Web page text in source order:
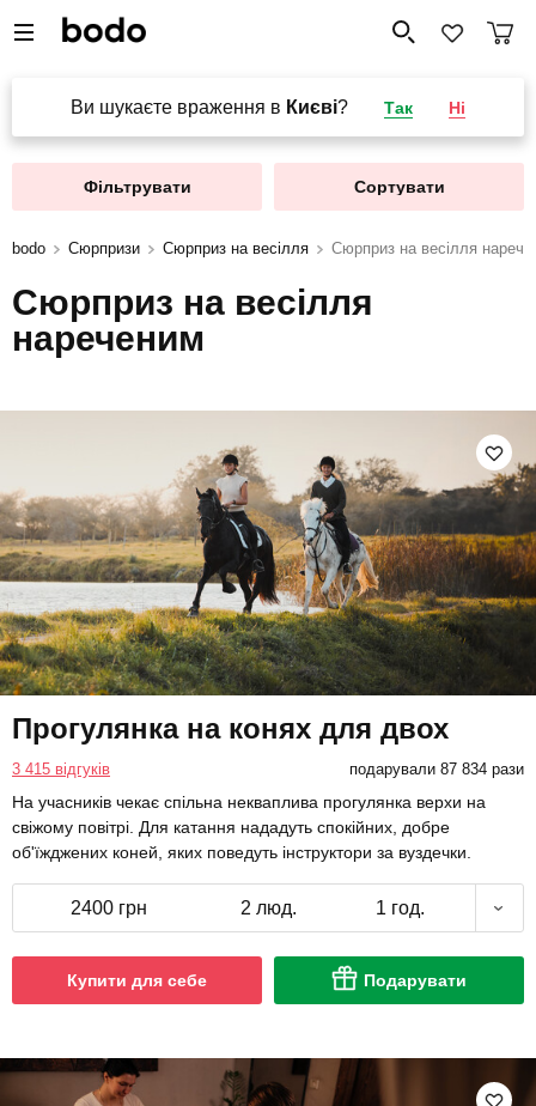
Ви шукаєте враження в Києві? Так Ні
Фільтрувати Сортувати
bodo Сюрпризи Сюрприз на весілля Сюрприз на весілля
Сюрприз на весілля
нареченим
Прогулянка на конях для двох
3 415 відгуків подарували 87 834 рази
На учасників чекає спільна некваплива прогулянка верхи на
свіжому повітрі. Для катання нададуть спокійних, добре
об'їжджених коней, яких поведуть інструктори за вуздечки.
2400 грн 2 люд. 1 год.
Купити для себе Подарувати